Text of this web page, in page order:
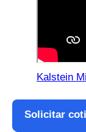
Kalstein
Solicitar